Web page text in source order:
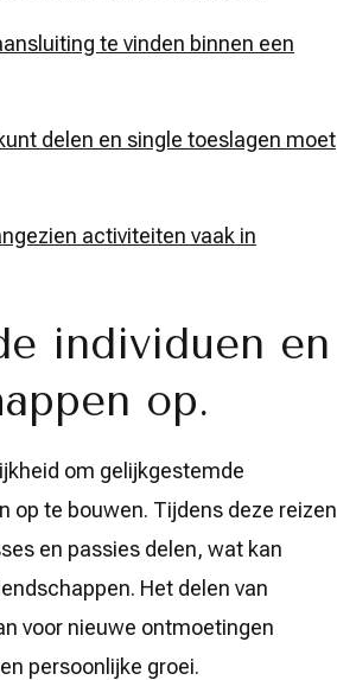
te vinden binnen een
delen en single toeslagen moet
activiteiten vaak in
individuen en
op.
om gelijkgestemde
op te bouwen. Tijdens deze reizen
en passies delen, wat kan
Het delen van
voor nieuwe ontmoetingen
persoonlijke groei.